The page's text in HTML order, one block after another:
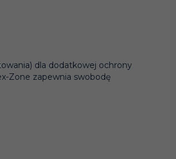
dla dodatkowej ochrony
Zone zapewnia swobodę